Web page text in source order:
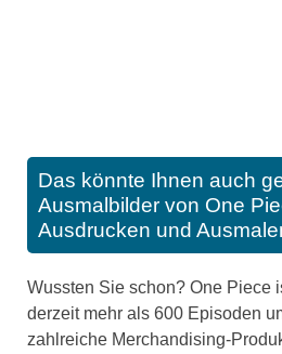
Das könnte Ihnen auch
Ausmalbilder von One
Ausdrucken und
Wussten Sie schon? One Piece
derzeit mehr als 600 Episoden
zahlreiche Merchandising-